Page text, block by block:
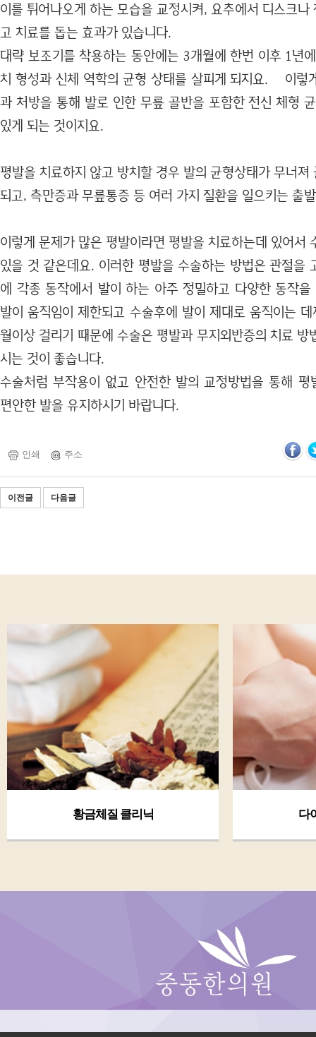
이를 튀어나오게 하는 모습을 교정시켜, 요추에서 디스크
고 치료를 돕는 효과가 있습니다.
대략 보조기를 착용하는 동안에는 3개월에 한번 이후 1년
치 형성과 신체 역학의 균형 상태를 살피게 되지요. 이렇
과 처방을 통해 발로 인한 무릎 골반을 포함한 전신 체형
있게 되는 것이지요.
평발을 치료하지 않고 방치할 경우 발의 균형상태가 무너
되고, 측만증과 무릎통증 등 여러 가지 질환을 일으키는 출
이렇게 문제가 많은 평발이라면 평발을 치료하는데 있어서
있을 것 같은데요. 이러한 평발을 수술하는 방법은 관절을
에 각종 동작에서 발이 하는 아주 정밀하고 다양한 동작
발이 움직임이 제한되고 수술후에 발이 제대로 움직이는
월이상 걸리기 때문에 수술은 평발과 무지외반증의 치료
시는 것이 좋습니다.
수술처럼 부작용이 없고 안전한 발의 교정방법을 통해 평
편안한 발을 유지하시기 바랍니다.
인쇄 주소
이전글 다음글
황금체질 클리닉 다